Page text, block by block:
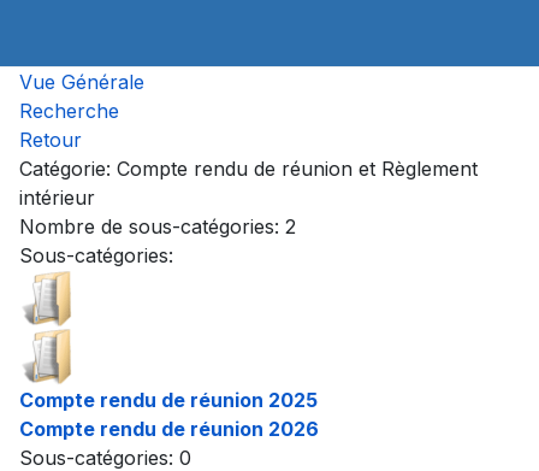
Vue Générale
Recherche
Retour
Catégorie: Compte rendu de réunion et Règlement
intérieur
Nombre de sous-catégories: 2
Sous-catégories:
Compte rendu de réunion 2025
Compte rendu de réunion 2026
Sous-catégories: 0